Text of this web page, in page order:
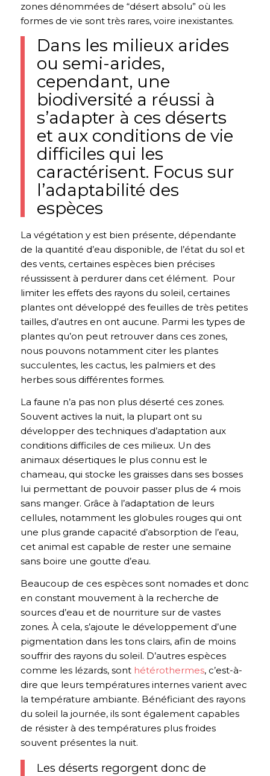
zones dénommées de “désert absolu” où les
formes de vie sont très rares, voire inexistantes.
Dans les milieux arides
ou semi-arides,
cependant, une
biodiversité a réussi à
s’adapter à ces déserts
et aux conditions de vie
difficiles qui les
caractérisent. Focus sur
l’adaptabilité des
espèces
La végétation y est bien présente, dépendante
de la quantité d’eau disponible, de l’état du sol et
des vents, certaines espèces bien précises
réussissent à perdurer dans cet élément. Pour
limiter les effets des rayons du soleil, certaines
plantes ont développé des feuilles de très petites
tailles, d’autres en ont aucune. Parmi les types de
plantes qu’on peut retrouver dans ces zones,
nous pouvons notamment citer les plantes
succulentes, les cactus, les palmiers et des
herbes sous différentes formes.
La faune n’a pas non plus déserté ces zones.
Souvent actives la nuit, la plupart ont su
développer des techniques d’adaptation aux
conditions difficiles de ces milieux. Un des
animaux désertiques le plus connu est le
chameau, qui stocke les graisses dans ses bosses
lui permettant de pouvoir passer plus de 4 mois
sans manger. Grâce à l’adaptation de leurs
cellules, notamment les globules rouges qui ont
une plus grande capacité d’absorption de l’eau,
cet animal est capable de rester une semaine
sans boire une goutte d’eau.
Beaucoup de ces espèces sont nomades et donc
en constant mouvement à la recherche de
sources d’eau et de nourriture sur de vastes
zones. À cela, s’ajoute le développement d’une
pigmentation dans les tons clairs, afin de moins
souffrir des rayons du soleil. D’autres espèces
comme les lézards, sont hétérothermes, c’est-à-
dire que leurs températures internes varient avec
la température ambiante. Bénéficiant des rayons
du soleil la journée, ils sont également capables
de résister à des températures plus froides
souvent présentes la nuit.
Les déserts regorgent donc de